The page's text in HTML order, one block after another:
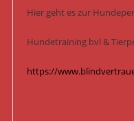
Hier geht es zur
Hundetraining bvl &
https://